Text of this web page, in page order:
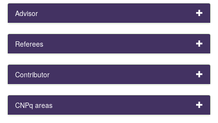
Advisor
Referees
Contributor
CNPq areas